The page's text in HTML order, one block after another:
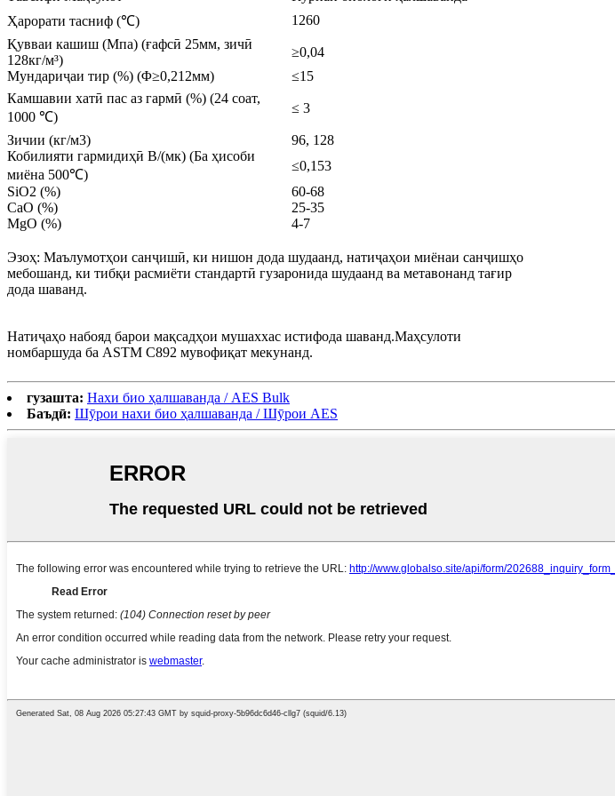
Ҳарорати тасниф (℃)
1260
Қувваи кашиш (Мпа) (ғафсӣ 25мм, зичӣ
128кг/м³)
≥0,04
Мундариҷаи тир (%) (Φ≥0,212мм)
≤15
Камшавии хатӣ пас аз гармӣ (%) (24 соат,
1000 ℃)
≤ 3
Зичии (кг/м3)
96, 128
Кобилияти гармидиҳӣ В/(мк) (Ба ҳисоби
миёна 500℃)
≤0,153
SiO2 (%)
60-68
CaO (%)
25-35
MgO (%)
4-7
Эзоҳ: Маълумотҳои санҷишӣ, ки нишон дода шудаанд, натиҷаҳои миёнаи санҷишҳо
мебошанд, ки тибқи расмиёти стандартӣ гузаронида шудаанд ва метавонанд тағир
дода шаванд.
Натиҷаҳо набояд барои мақсадҳои мушаххас истифода шаванд.Маҳсулоти
номбаршуда ба ASTM C892 мувофиқат мекунанд.
гузашта: Нахи био ҳалшаванда / AES Bulk
Баъдӣ: Шӯрои нахи био ҳалшаванда / Шӯрои AES